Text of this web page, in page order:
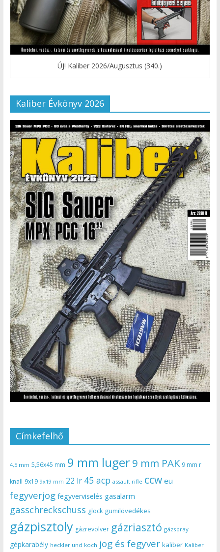
ÚJ! Kaliber 2026/Augusztus (340.)
Kaliber Évkönyv 2026
Címkefelhő
4,5 mm 5,56x45 mm 9 mm luger9 mm PAK 9 mm r
knall 9x19 9x19 mm 22 lr 45 acp assault rifle ccw eu
fegyverjog fegyverviselés gasalarm
gasschreckschuss glock gumilövedékes
gázpisztoly gázrevolver gázriasztó gázspray
gépkarabély heckler und koch jog és fegyver kaliber Kaliber